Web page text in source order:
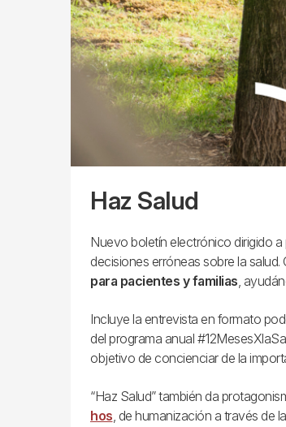
Haz Salud
Nuevo boletín electrónico dirigido
decisiones erróneas sobre la
para pacientes y familias,
Incluye la entrevista en formato
del programa anual
objetivo de concienciar de la
“Haz Salud” también da
hos, de humanización a través de